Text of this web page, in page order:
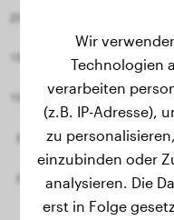
Wir
Technologien
verarbeiten
(z.B. IP-Adresse),
zu
einzubinden oder
analysieren. Die
erst in Folge